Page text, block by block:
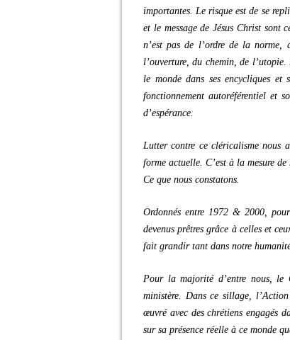
importantes. Le risque est de se
et le message de Jésus Christ sont
n’est pas de l’ordre de la norme,
l’ouverture, du chemin, de
le monde dans ses encycliques
fonctionnement autoréférentiel et
d’espérance.
Lutter contre ce cléricalisme nous
forme actuelle. C’est à la mesure
Ce que nous constatons.
Ordonnés entre 1972 & 2000,
devenus prêtres grâce à celles et
fait grandir tant dans notre
Pour la majorité d’entre nous, le
ministère. Dans ce sillage,
œuvré avec des chrétiens engagés
sur sa présence réelle à ce monde